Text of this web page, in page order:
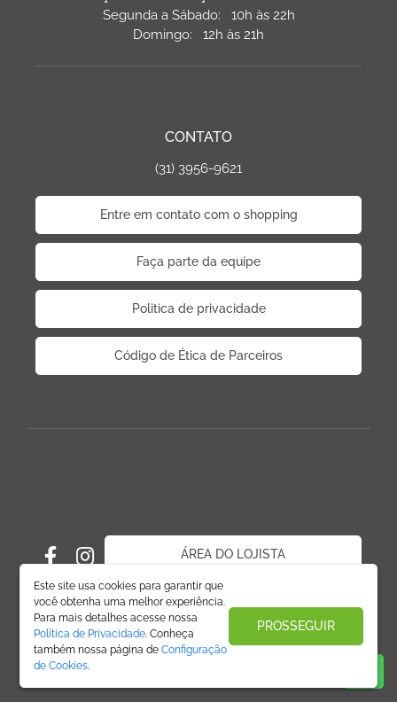
Este site usa cookies para garantir que
você obtenha uma melhor experiência.
Para mais detalhes acesse nossa
Política de Privacidade. Conheça
também nossa página deConfiguração
de Cookies.
PROSSEGUIR
Segunda a Sábado: 10h às 22h
Domingo: 12h às 21h
CONTATO
(31) 3956-9621
Entre em contato com o shopping
Faça parte da equipe
Politica de privacidade
Código de Ética de Parceiros
ÁREA DO LOJISTA